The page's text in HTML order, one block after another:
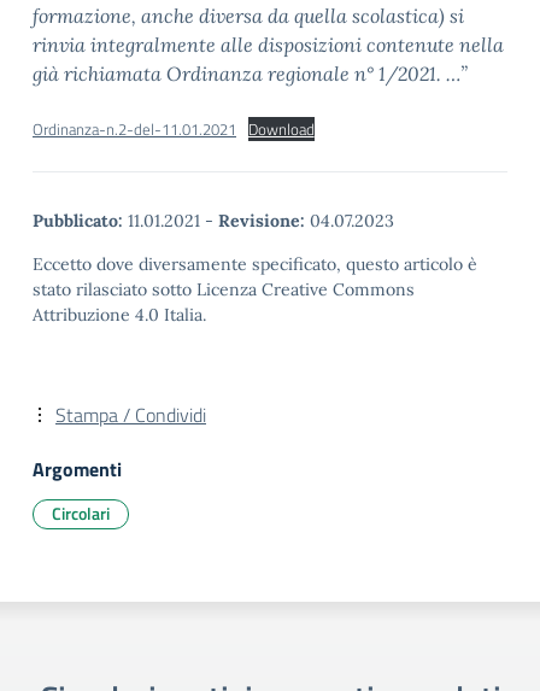
formazione, anche diversa da quella scolastica) si
rinvia integralmente alle disposizioni contenute nella
già richiamata Ordinanza regionale n° 1/2021. …”
Ordinanza-n.2-del-11.01.2021 Download
Pubblicato: 11.01.2021 - Revisione: 04.07.2023
Eccetto dove diversamente specificato, questo articolo è
stato rilasciato sotto Licenza Creative Commons
Attribuzione 4.0 Italia.
Stampa / Condividi
Argomenti
Circolari